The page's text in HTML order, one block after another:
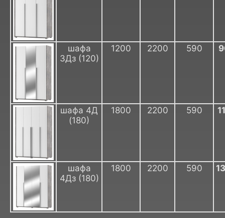
шафа
3Дз (120)
1200 2200 590
шафа 4Д
(180)
1800 2200 590
шафа
4Дз (180)
1800 2200 590